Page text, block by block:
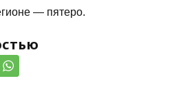
— пятеро.